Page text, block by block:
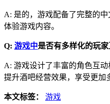
A: 是的，游戏配备了完整的
体验游戏内容。
Q: 游戏中是否有多样化的玩家
A: 游戏设计了丰富的角色互
提升酒吧经营效果，享受更加
本文标签：
游戏